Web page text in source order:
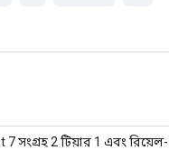
7 সংগ্রহ 2 টিয়ার 1 এবং রিয়েল-